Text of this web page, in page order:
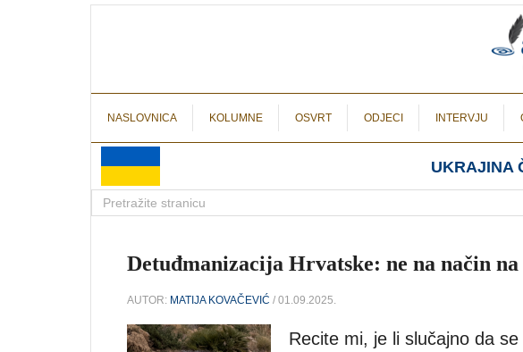
NASLOVNICA KOLUMNE OSVRT ODJECI INTERVJU
UKRAJINA
Detuđmanizacija Hrvatske: ne na način
AUTOR: MATIJA KOVAČEVIĆ / 01.09.2025.
Recite mi, je li slučajno da